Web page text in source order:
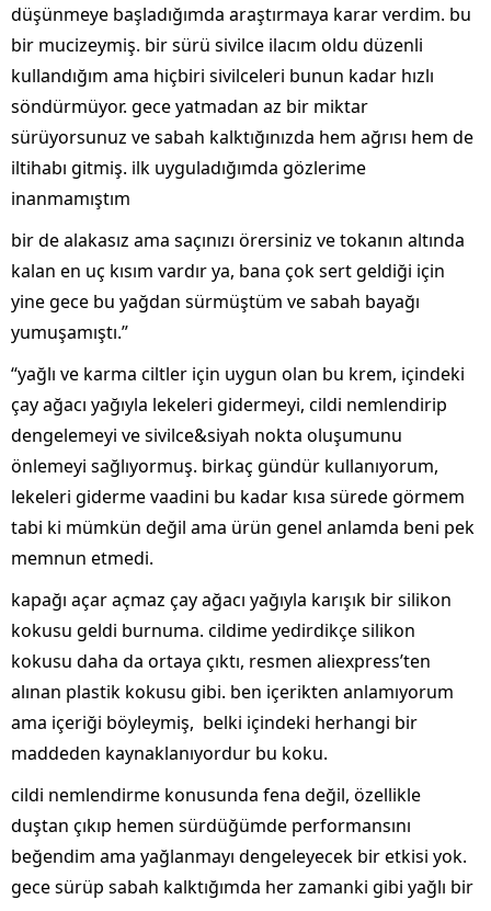
düşünmeye başladığımda araştırmaya karar verdim. bu
bir mucizeymiş. bir sürü sivilce ilacım oldu düzenli
kullandığım ama hiçbiri sivilceleri bunun kadar hızlı
söndürmüyor. gece yatmadan az bir miktar
sürüyorsunuz ve sabah kalktığınızda hem ağrısı hem de
iltihabı gitmiş. i̇lk uyguladığımda gözlerime
inanmamıştım
bir de alakasız ama saçınızı örersiniz ve tokanın altında
kalan en uç kısım vardır ya, bana çok sert geldiği için
yine gece bu yağdan sürmüştüm ve sabah bayağı
yumuşamıştı.”
“yağlı ve karma ciltler için uygun olan bu krem, içindeki
çay ağacı yağıyla lekeleri gidermeyi, cildi nemlendirip
dengelemeyi ve sivilce&siyah nokta oluşumunu
önlemeyi sağlıyormuş. birkaç gündür kullanıyorum,
lekeleri giderme vaadini bu kadar kısa sürede görmem
tabi ki mümkün değil ama ürün genel anlamda beni pek
memnun etmedi.
kapağı açar açmaz çay ağacı yağıyla karışık bir silikon
kokusu geldi burnuma. cildime yedirdikçe silikon
kokusu daha da ortaya çıktı, resmen aliexpress’ten
alınan plastik kokusu gibi. ben içerikten anlamıyorum
ama içeriği böyleymiş, belki içindeki herhangi bir
maddeden kaynaklanıyordur bu koku.
cildi nemlendirme konusunda fena değil, özellikle
duştan çıkıp hemen sürdüğümde performansını
beğendim ama yağlanmayı dengeleyecek bir etkisi yok.
gece sürüp sabah kalktığımda her zamanki gibi yağlı bir